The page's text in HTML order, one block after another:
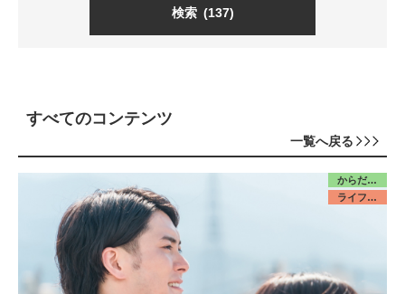
検索 (137)
すべてのコンテンツ
一覧へ戻る
からだ／みんな
ライフデザイン／若者